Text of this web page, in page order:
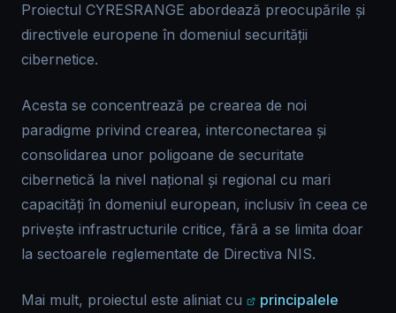
Proiectul CYRESRANGE abordează preocupările și
directivele europene în domeniul securității
cibernetice.
Acesta se concentrează pe crearea de noi
paradigme privind crearea, interconectarea și
consolidarea unor poligoane de securitate
cibernetică la nivel național și regional cu mari
capacități în domeniul european, inclusiv în ceea ce
privește infrastructurile critice, fără a se limita doar
la sectoarele reglementate de Directiva NIS.
Mai mult, proiectul este aliniat cu
principalele